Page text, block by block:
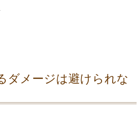
ダメージは避けられな